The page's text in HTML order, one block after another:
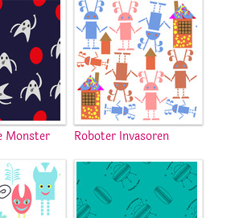
Monster Roboter Invasoren